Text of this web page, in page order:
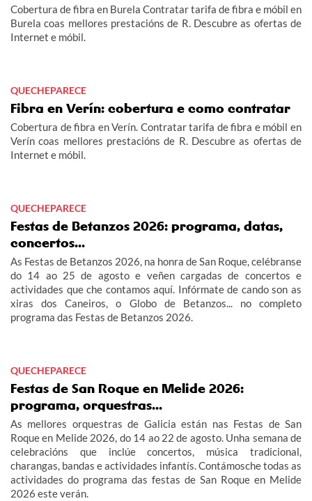
Cobertura de fibra en Burela Contratar tarifa de fibra e móbil en
Burela coas mellores prestacións de R. Descubre as ofertas de
Internet e móbil.
QUECHEPARECE
Fibra en Verín: cobertura e como contratar
Cobertura de fibra en Verín. Contratar tarifa de fibra e móbil en
Verín coas mellores prestacións de R. Descubre as ofertas de
Internet e móbil.
QUECHEPARECE
Festas de Betanzos 2026: programa, datas,
concertos...
As Festas de Betanzos 2026, na honra de San Roque, celébranse
do 14 ao 25 de agosto e veñen cargadas de concertos e
actividades que che contamos aquí. Infórmate de cando son as
xiras dos Caneiros, o Globo de Betanzos... no completo
programa das Festas de Betanzos 2026.
QUECHEPARECE
Festas de San Roque en Melide 2026:
programa, orquestras...
As mellores orquestras de Galicia están nas Festas de San
Roque en Melide 2026, do 14 ao 22 de agosto. Unha semana de
celebracións que inclúe concertos, música tradicional,
charangas, bandas e actividades infantís. Contámosche todas as
actividades do programa das festas de San Roque en Melide
2026 este verán.